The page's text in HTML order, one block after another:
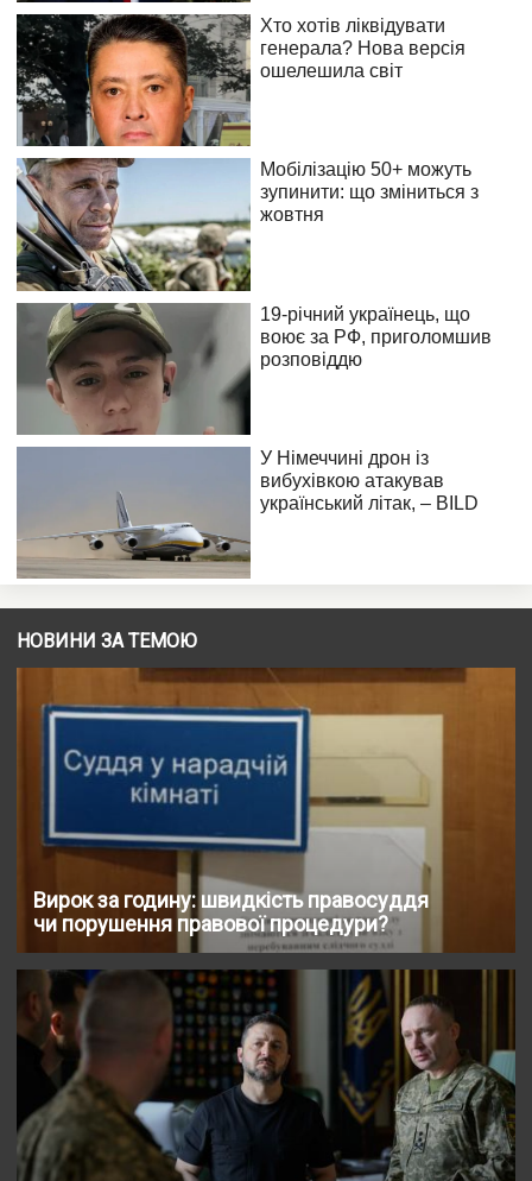
НОВИНИ ЗА ТЕМОЮ
Вирок за годину: швидкість правосуддя
чи порушення правової процедури?